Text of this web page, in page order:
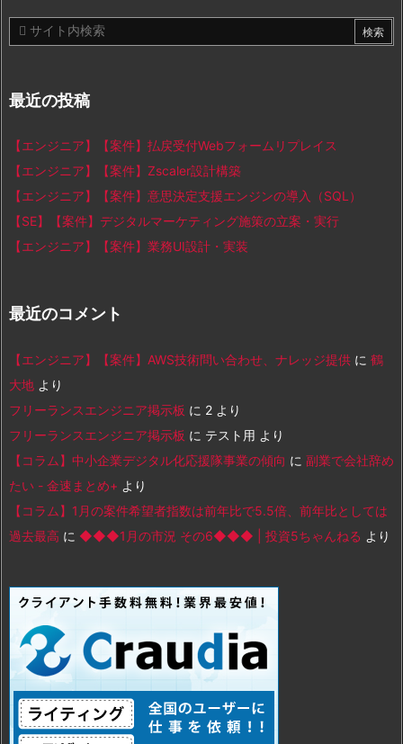
最近の投稿
【エンジニア】【案件】払戻受付Webフォームリプレイス
【エンジニア】【案件】Zscaler設計構築
【エンジニア】【案件】意思決定支援エンジンの導入（SQL）
【SE】【案件】デジタルマーケティング施策の立案・実行
【エンジニア】【案件】業務UI設計・実装
最近のコメント
【エンジニア】【案件】AWS技術問い合わせ、ナレッジ提供 に 鶴
大地 より
フリーランスエンジニア掲示板 に 2 より
フリーランスエンジニア掲示板 に テスト用 より
【コラム】中小企業デジタル化応援隊事業の傾向 に 副業で会社辞め
たい - 金速まとめ+ より
【コラム】1月の案件希望者指数は前年比で5.5倍、前年比としては
過去最高 に ◆◆◆1月の市況 その6◆◆◆ | 投資5ちゃんねる より